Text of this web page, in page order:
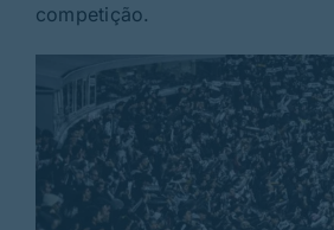
competição.